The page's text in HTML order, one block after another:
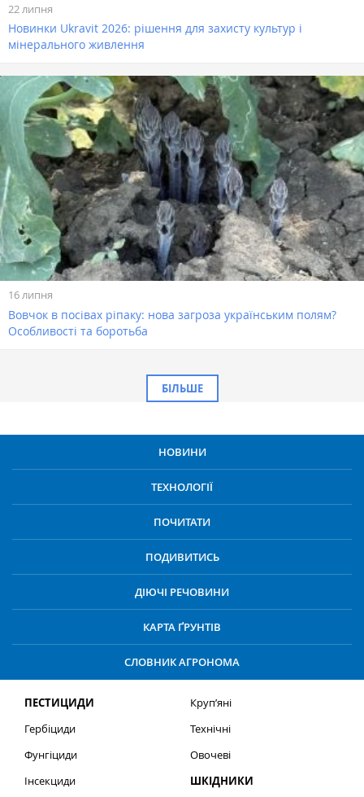
22 липня
Новинки Ukravit 2026: рішення для захисту культур і
мінерального живлення
16 липня
Вовчок в посівах ріпаку: нова загроза українським полям?
Особливості та боротьба
БІЛЬШЕ
НОВИНИ
ТЕХНОЛОГІЇ
ПОЧИТАТИ
ПОДИВИТИСЬ
ДІЮЧІ РЕЧОВИНИ
КАРТА ҐРУНТІВ
СЛОВНИК АГРОНОМА
ПЕСТИЦИДИ
Гербіциди
Фунгіциди
Інсекциди
Круп’яні
Технічні
Овочеві
ШКІДНИКИ